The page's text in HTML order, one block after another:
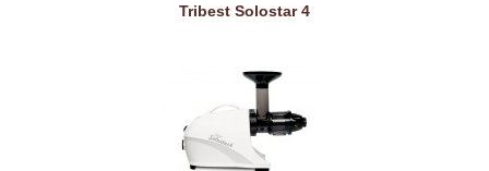
Tribest Solostar 4